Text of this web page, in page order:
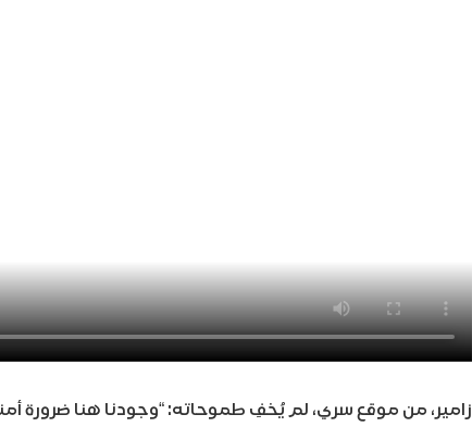
زامير، من موقع سري، لم يُخفِ طموحاته: “وجودنا هنا ضرورة